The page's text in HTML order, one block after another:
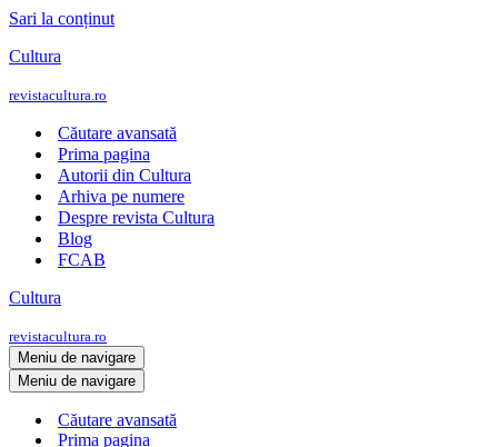
Sari la conținut
Cultura
revistacultura.ro
Căutare avansată
Prima pagina
Autorii din Cultura
Arhiva pe numere
Despre revista Cultura
Blog
FCAB
Cultura
revistacultura.ro
Meniu de navigare
Meniu de navigare
Căutare avansată
Prima pagina